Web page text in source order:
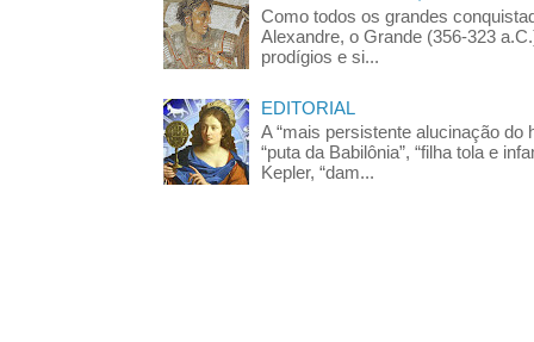
Como todos os grandes
Alexandre, o Grande (356-323
prodígios e si...
EDITORIAL
A “mais persistente alucinação do
“puta da Babilônia”, “filha tola e
Kepler, “dam...